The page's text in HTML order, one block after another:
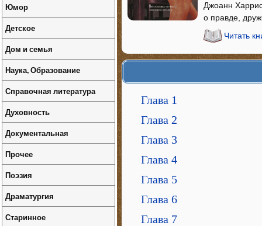
Джоанн
о правде,
Читать
Глава 1
Глава 2
Глава 3
Глава 4
Глава 5
Глава 6
Глава 7
Юмор
Детское
Дом и семья
Наука, Образование
Справочная литература
Духовность
Документальная
Прочее
Поэзия
Драматургия
Старинное